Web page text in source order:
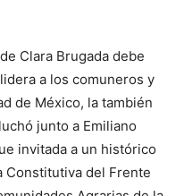
Clara Brugada debe
a los comuneros y
de México, la también
junto a Emiliano
invitada a un histórico
Constitutiva del Frente